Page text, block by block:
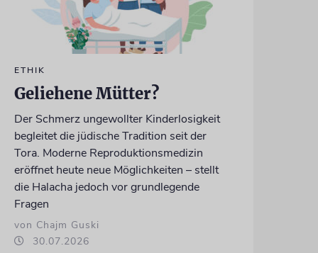
ETHIK
Geliehene Mütter?
Der Schmerz ungewollter Kinderlosigkeit
begleitet die jüdische Tradition seit der
Tora. Moderne Reproduktionsmedizin
eröffnet heute neue Möglichkeiten – stellt
die Halacha jedoch vor grundlegende
Fragen
von Chajm Guski
30.07.2026